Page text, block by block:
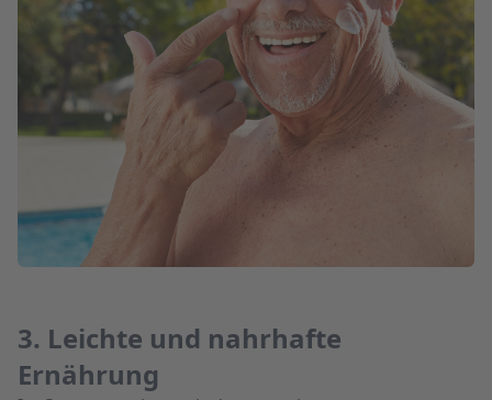
3. Leichte und nahrhafte
Ernährung